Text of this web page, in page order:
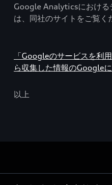
Google Analyticsにおける
は、同社のサイトをご覧く
「Googleのサービスを利
ら収集した情報のGoogleに
以上